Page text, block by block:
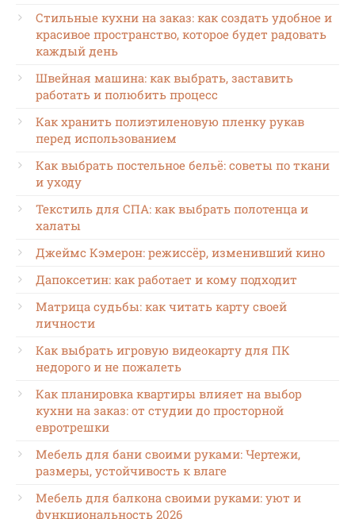
Стильные кухни на заказ: как создать удобное и
красивое пространство, которое будет радовать
каждый день
Швейная машина: как выбрать, заставить
работать и полюбить процесс
Как хранить полиэтиленовую пленку рукав
перед использованием
Как выбрать постельное бельё: советы по ткани
и уходу
Текстиль для СПА: как выбрать полотенца и
халаты
Джеймс Кэмерон: режиссёр, изменивший кино
Дапоксетин: как работает и кому подходит
Матрица судьбы: как читать карту своей
личности
Как выбрать игровую видеокарту для ПК
недорого и не пожалеть
Как планировка квартиры влияет на выбор
кухни на заказ: от студии до просторной
евротрешки
Мебель для бани своими руками: Чертежи,
размеры, устойчивость к влаге
Мебель для балкона своими руками: уют и
функциональность 2026